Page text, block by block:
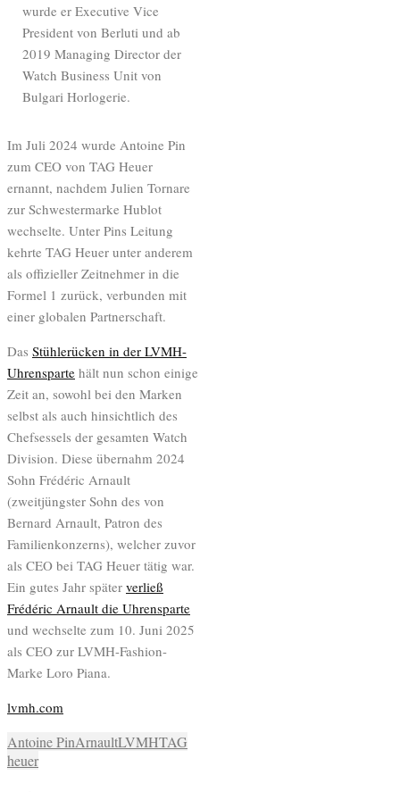
wurde er Executive Vice
President von Berluti und ab
2019 Managing Director der
Watch Business Unit von
Bulgari Horlogerie.
Im Juli 2024 wurde Antoine Pin
zum CEO von TAG Heuer
ernannt, nachdem Julien Tornare
zur Schwestermarke Hublot
wechselte. Unter Pins Leitung
kehrte TAG Heuer unter anderem
als offizieller Zeitnehmer in die
Formel 1 zurück, verbunden mit
einer globalen Partnerschaft.
Das Stühlerücken in der LVMH-
Uhrensparte hält nun schon einige
Zeit an, sowohl bei den Marken
selbst als auch hinsichtlich des
Chefsessels der gesamten Watch
Division. Diese übernahm 2024
Sohn Frédéric Arnault
(zweitjüngster Sohn des von
Bernard Arnault, Patron des
Familienkonzerns), welcher zuvor
als CEO bei TAG Heuer tätig war.
Ein gutes Jahr später verließ
Frédéric Arnault die Uhrensparte
und wechselte zum 10. Juni 2025
als CEO zur LVMH-Fashion-
Marke Loro Piana.
lvmh.com
Antoine PinArnaultLVMHTAG
heuer